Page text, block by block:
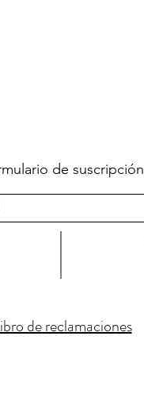
de suscripción
de reclamaciones